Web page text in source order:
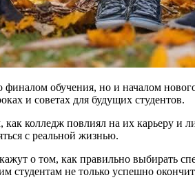
обучения, но и началом
и советах для будущих студентов.
колледж повлиял на их карьеру и
с реальной жизнью.
о том, как правильно выбирать
не только успешно